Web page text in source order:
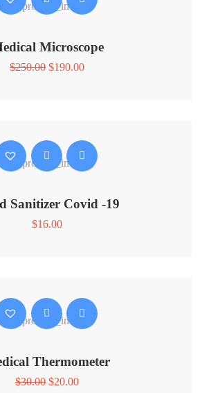
Microscope
$250.00 $190.00
Sanitizer Covid -19
$16.00
Thermometer
$30.00 $20.00